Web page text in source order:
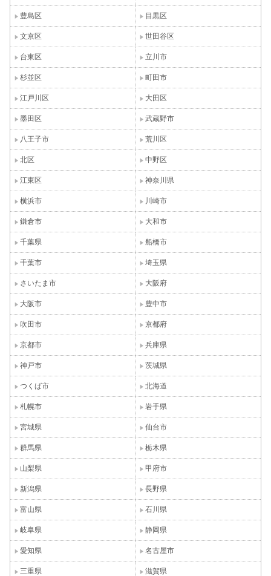
豊島区 目黒区
文京区 世田谷区
台東区 立川市
杉並区 町田市
江戸川区 大田区
墨田区 武蔵野市
八王子市 荒川区
北区 中野区
江東区 神奈川県
横浜市 川崎市
鎌倉市 大和市
千葉県 船橋市
千葉市 埼玉県
さいたま市 大阪府
大阪市 豊中市
吹田市 京都府
京都市 兵庫県
神戸市 茨城県
つくば市 北海道
札幌市 岩手県
宮城県 仙台市
群馬県 栃木県
山梨県 甲府市
新潟県 長野県
富山県 石川県
岐阜県 静岡県
愛知県 名古屋市
三重県 滋賀県